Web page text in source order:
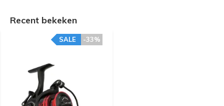
Recent bekeken
-33%
SALE